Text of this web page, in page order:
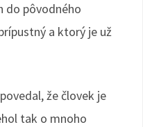
do pôvodného
a ktorý je už
že človek je
tak o mnoho